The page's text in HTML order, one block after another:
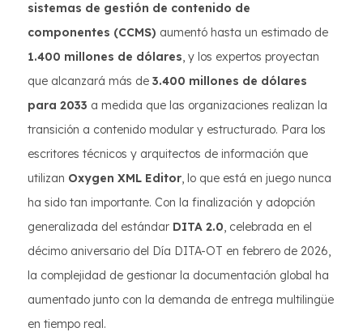
sistemas de gestión de contenido de
componentes (CCMS) aumentó hasta un estimado de
1.400 millones de dólares, y los expertos proyectan
que alcanzará más de 3.400 millones de dólares
para 2033 a medida que las organizaciones realizan la
transición a contenido modular y estructurado. Para los
escritores técnicos y arquitectos de información que
utilizan Oxygen XML Editor, lo que está en juego nunca
ha sido tan importante. Con la finalización y adopción
generalizada del estándar DITA 2.0, celebrada en el
décimo aniversario del Día DITA-OT en febrero de 2026,
la complejidad de gestionar la documentación global ha
aumentado junto con la demanda de entrega multilingüe
en tiempo real.